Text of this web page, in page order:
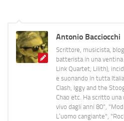
Antonio Bacciocchi
Scrittore, musicista,
batterista in una
Link Quartet, Lilith),
e suonando in tutta
Clash, Iggy and the
Chao etc. Ha scritto
vivo dagli anni 80",
L’uomo cangiante",